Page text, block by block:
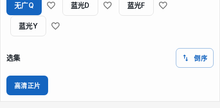
无广Q 蓝光D 蓝光F
蓝光Y
选集 倒序
高清正片